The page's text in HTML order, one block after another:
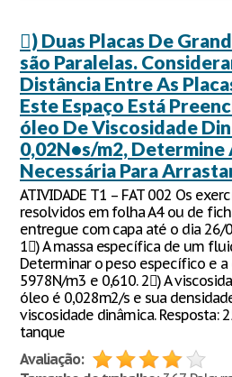
) Duas Placas De
são Paralelas.
Distância Entre As
Este Espaço Está
óleo De Viscosidade
0,02N•s/m2, Determine
Necessária Para
ATIVIDADE T1 – FAT 002 Os
resolvidos em folha A4 ou de
entregue com capa até o dia 26/
1) A massa específica de um
Determinar o peso específico e a
5978N/m3 e 0,610. 2) A
óleo é 0,028m2/s e sua
viscosidade dinâmica. Resposta:
tanque
Avaliação: